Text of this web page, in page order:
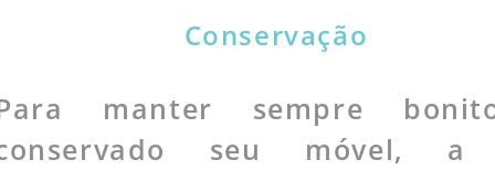
Conservação
manter sempre
seu móvel, a